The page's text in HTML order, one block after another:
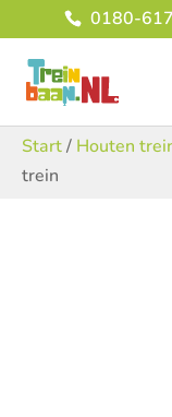
0180-
Start/ Houten
trein